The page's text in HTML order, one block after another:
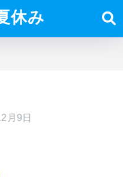
休み
月9日